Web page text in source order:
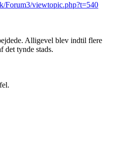
Forum3/viewtopic.php?t=540
Alligevel blev indtil flere
det tynde stads.